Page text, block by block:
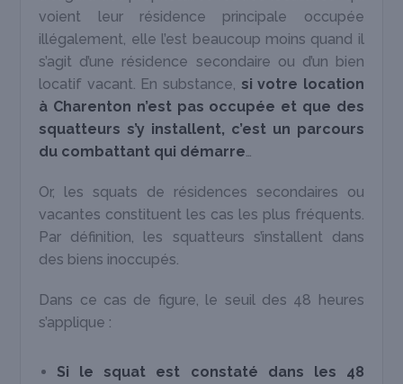
voient leur résidence principale occupée
illégalement, elle l’est beaucoup moins quand il
s’agit d’une résidence secondaire ou d’un bien
locatif vacant. En substance, si votre location
à Charenton n’est pas occupée et que des
squatteurs s’y installent, c’est un parcours
du combattant qui démarre…
Or, les squats de résidences secondaires ou
vacantes constituent les cas les plus fréquents.
Par définition, les squatteurs s’installent dans
des biens inoccupés.
Dans ce cas de figure, le seuil des 48 heures
s’applique :
Si le squat est constaté dans les 48